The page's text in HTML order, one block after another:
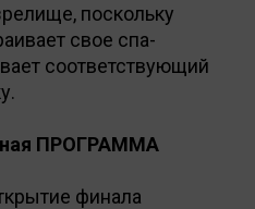
поскольку
свое спа-
соответствующий
ПРОГРАММА
финала